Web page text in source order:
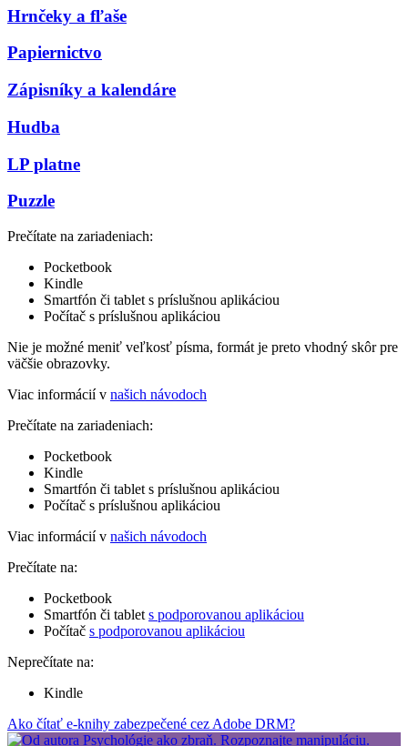
Hrnčeky a fľaše
Papiernictvo
Zápisníky a kalendáre
Hudba
LP platne
Puzzle
Prečítate na zariadeniach:
Pocketbook
Kindle
Smartfón či tablet s príslušnou aplikáciou
Počítač s príslušnou aplikáciou
Nie je možné meniť veľkosť písma, formát je preto vhodný skôr pre
väčšie obrazovky.
Viac informácií v našich návodoch
Prečítate na zariadeniach:
Pocketbook
Kindle
Smartfón či tablet s príslušnou aplikáciou
Počítač s príslušnou aplikáciou
Viac informácií v našich návodoch
Prečítate na:
Pocketbook
Smartfón či tablet s podporovanou aplikáciou
Počítač s podporovanou aplikáciou
Neprečítate na:
Kindle
Ako čítať e-knihy zabezpečené cez Adobe DRM?